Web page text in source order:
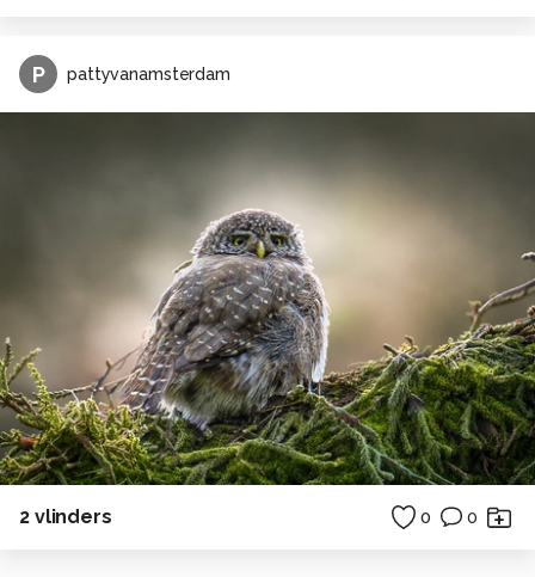
P pattyvanamsterdam
2 vlinders 0 0